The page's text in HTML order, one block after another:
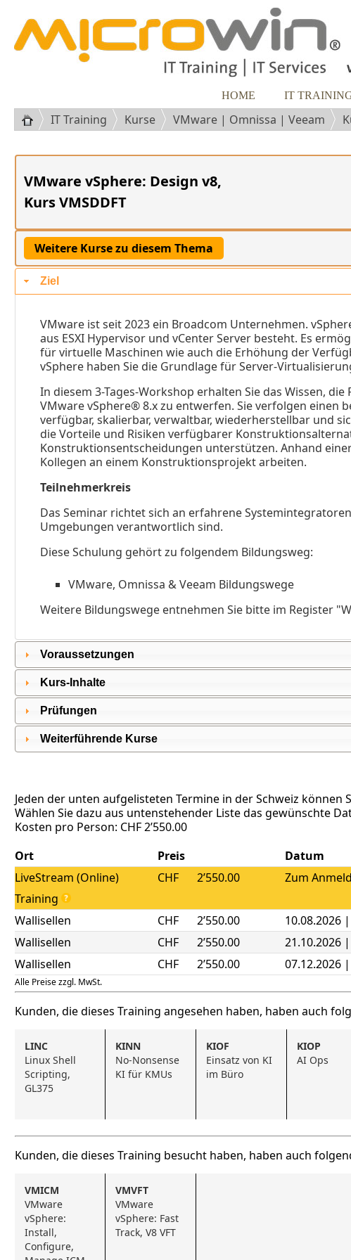
HOME IT
IT Training Kurse VMware | Omnissa | Veeam
VMware vSphere: Design v8,
Kurs VMSDDFT
Ziel
VMware ist seit 2023 ein Broadcom Unternehmen.
aus ESXI Hypervisor und vCenter Server besteht. Es
für virtuelle Maschinen wie auch die Erhöhung der
vSphere haben Sie die Grundlage für Server-
In diesem 3-Tages-Workshop erhalten Sie das Wissen,
VMware vSphere® 8.x zu entwerfen. Sie verfolgen einen
verfügbar, skalierbar, verwaltbar, wiederherstellbar und
die Vorteile und Risiken verfügbarer
Konstruktionsentscheidungen unterstützen. Anhand
Kollegen an einem Konstruktionsprojekt arbeiten.
Teilnehmerkreis
Das Seminar richtet sich an erfahrene
Umgebungen verantwortlich sind.
Diese Schulung gehört zu folgendem Bildungsweg:
VMware, Omnissa & Veeam Bildungswege
Weitere Bildungswege entnehmen Sie bitte im Register
Voraussetzungen
Kurs-Inhalte
Prüfungen
Weiterführende Kurse
Jeden der unten aufgelisteten Termine in der Schweiz können
Wählen Sie dazu aus untenstehender Liste das gewünschte
Kosten pro Person: CHF 2’550.00
Ort
Preis
Datum
LiveStream (Online)
Training
CHF 2’550.00 Zum
Wallisellen CHF 2’550.00 10.08.2026
Wallisellen
CHF 2’550.00 21.10.2026
Wallisellen
CHF 2’550.00 07.12.2026
Alle Preise zzgl. MwSt.
Kunden, die dieses Training angesehen haben, haben auch
LINC
Linux Shell
Scripting,
GL375
KINN
No-Nonsense
KI für KMUs
KIOF
Einsatz von KI
im Büro
KIOP
AI Ops
Kunden, die dieses Training besucht haben, haben auch
VMICM
VMware
vSphere:
Install,
Configure,
VMVFT
VMware
vSphere: Fast
Track, V8 VFT